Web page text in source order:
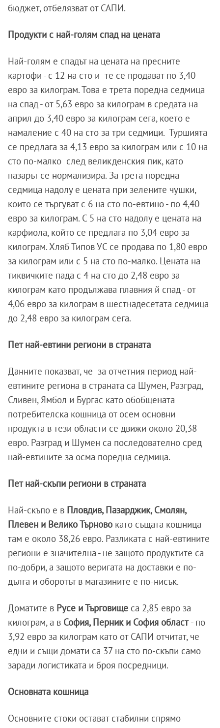
бюджет, отбелязват от САПИ.
Продукти с най-голям спад на цената
Най-голям е спадът на цената на пресните
картофи - с 12 на сто и те се продават по 3,40
евро за килограм. Това е трета поредна седмица
на спад - от 5,63 евро за килограм в средата на
април до 3,40 евро за килограм сега, което е
намаление с 40 на сто за три седмици. Туршията
се предлага за 4,13 евро за килограм или с 10 на
сто по-малко след великденския пик, като
пазарът се нормализира. За трета поредна
седмица надолу е цената при зелените чушки,
които се търгуват с 6 на сто по-евтино - по 4,40
евро за килограм. С 5 на сто надолу е цената на
карфиола, който се предлага по 3,04 евро за
килограм. Хляб Типов УС се продава по 1,80 евро
за килограм или с 5 на сто по-малко. Цената на
тиквичките пада с 4 на сто до 2,48 евро за
килограм като продължава плавния й спад - от
4,06 евро за килограм в шестнадесетата седмица
до 2,48 евро за килограм сега.
Пет най-евтини региони в страната
Данните показват, че за отчетния период най-
евтините региона в страната са Шумен, Разград,
Сливен, Ямбол и Бургас като обобщената
потребителска кошница от осем основни
продукта в тези области се движи около 20,38
евро. Разград и Шумен са последователно сред
най-евтините за осма поредна седмица.
Пет най-скъпи региони в страната
Най-скъпо е в Пловдив, Пазарджик, Смолян,
Плевен и Велико Търново като същата кошница
там е около 38,26 евро. Разликата с най-евтините
региони е значителна - не защото продуктите са
по-добри, а защото веригата на доставки е по-
дълга и оборотът в магазините е по-нисък.
Доматите в Русе и Търговище са 2,85 евро за
килограм, а в София, Перник и София област- по
3,92 евро за килограм като от САПИ отчитат, че
едни и същи домати са 37 на сто по-скъпи само
заради логистиката и броя посредници.
Основната кошница
Основните стоки остават стабилни спрямо